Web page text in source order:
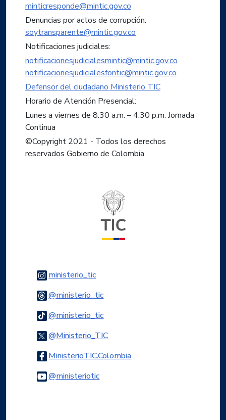
minticresponde@mintic.gov.co
Denuncias por actos de corrupción:
soytransparente@mintic.gov.co
Notificaciones judiciales:
notificacionesjudicialesmintic@mintic.gov.co
notificacionesjudicialesfontic@mintic.gov.co
Defensor del ciudadano Ministerio TIC
Horario de Atención Presencial:
Lunes a viernes de 8:30 a.m. – 4:30 p.m. Jornada
Continua
©Copyright 2021 - Todos los derechos
reservados Gobierno de Colombia
ministerio_ticLogo Instagram
@ministerio_ticLogo Threads
@ministerio_ticLogo Tiktok
@Ministerio_TICLogo Twitter
MinisterioTIC.ColombiaLogo Facebook
@ministerioticLogo Youtube